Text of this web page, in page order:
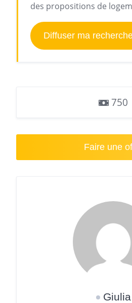
des propositions de
Diffuser ma
750
Faire une
Giulia